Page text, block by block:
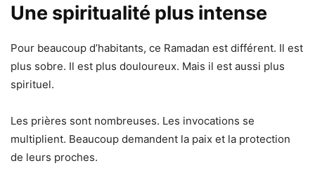
Une spiritualité plus intense
Pour beaucoup d’habitants, ce Ramadan est différent. Il est
plus sobre. Il est plus douloureux. Mais il est aussi plus
spirituel.
Les prières sont nombreuses. Les invocations se
multiplient. Beaucoup demandent la paix et la protection
de leurs proches.